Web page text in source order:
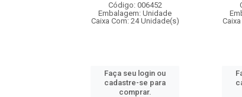
Código: 006452
Embalagem: Unidade
Caixa Com: 24 Unidade(s)
Faça seu login ou
cadastre-se para
comprar.